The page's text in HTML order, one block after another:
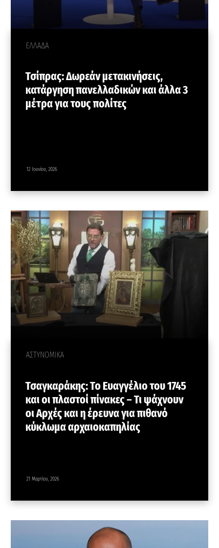
ΕΛΛΑΔΑ
Τσίπρας: Δωρεάν μετακινήσεις,
κατάργηση πανελλαδικών και άλλα 3
μέτρα για τους πολίτες
12 Ιουνίου, 2026
ΑΣΤΥΝΟΜΙΚΑ
Τσαγκαράκης: Το Ευαγγέλιο του 1745
και οι πλαστοί πίνακες – Τι ψάχνουν
οι Αρχές και η έρευνα για πιθανό
κύκλωμα αρχαιοκαπηλίας
21 Μαρτίου, 2026